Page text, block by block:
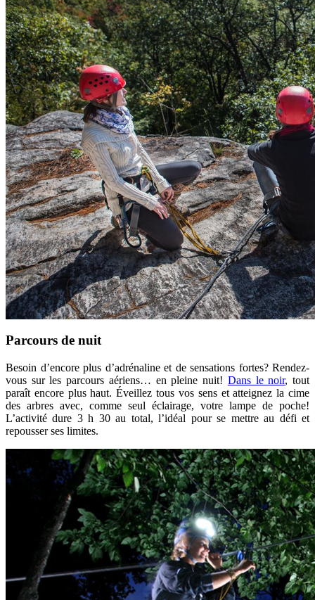
Parcours de nuit
Besoin d’encore plus d’adrénaline et de sensations fortes? Rendez-
vous sur les parcours aériens… en pleine nuit! Dans le noir, tout
paraît encore plus haut. Éveillez tous vos sens et atteignez la cime
des arbres avec, comme seul éclairage, votre lampe de poche!
L’activité dure 3 h 30 au total, l’idéal pour se mettre au défi et
repousser ses limites.